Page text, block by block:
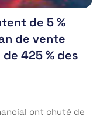
de 5 %
de vente
425 % des
ont chuté de